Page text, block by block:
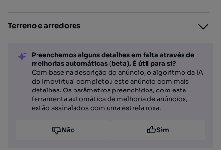
Terreno e arredores
Preenchemos alguns detalhes em falta através de
melhorias automáticas (beta). É útil para si?
Com base na descrição do anúncio, o algoritmo da IA
do Imovirtual completou este anúncio com mais
detalhes. Os parâmetros preenchidos, com esta
ferramenta automática de melhoria de anúncios,
estão assinalados com uma estrela roxa.
Não Sim